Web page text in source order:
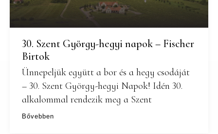
30. Szent György-hegyi napok – Fischer
Birtok
Ünnepeljük együtt a bor és a hegy csodáját
– 30. Szent György-hegyi Napok! Idén 30.
alkalommal rendezik meg a Szent
Bővebben